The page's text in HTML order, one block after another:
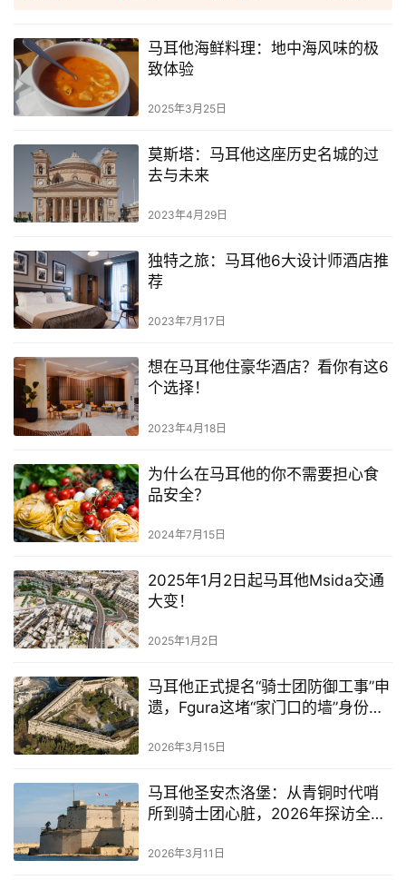
马耳他海鲜料理：地中海风味的极
致体验
2025年3月25日
莫斯塔：马耳他这座历史名城的过
去与未来
2023年4月29日
独特之旅：马耳他6大设计师酒店推
荐
2023年7月17日
想在马耳他住豪华酒店？看你有这6
个选择！
2023年4月18日
为什么在马耳他的你不需要担心食
品安全？
2024年7月15日
2025年1月2日起马耳他Msida交通
大变！
2025年1月2日
马耳他正式提名“骑士团防御工事”申
遗，Fgura这堵“家门口的墙”身份要
2026年3月15日
马耳他圣安杰洛堡：从青铜时代哨
所到骑士团心脏，2026年探访全攻
2026年3月11日